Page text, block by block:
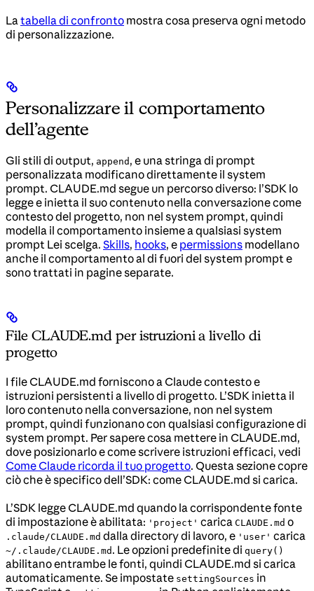
La tabella di confronto mostra cosa preserva ogni metodo
di personalizzazione.
Personalizzare il comportamento
dell’agente
Gli stili di output, append , e una stringa di prompt
personalizzata modificano direttamente il system
prompt. CLAUDE.md segue un percorso diverso: l’SDK lo
legge e inietta il suo contenuto nella conversazione come
contesto del progetto, non nel system prompt, quindi
modella il comportamento insieme a qualsiasi system
prompt Lei scelga. Skills, hooks, e permissions modellano
anche il comportamento al di fuori del system prompt e
sono trattati in pagine separate.
File CLAUDE.md per istruzioni a livello di
progetto
I file CLAUDE.md forniscono a Claude contesto e
istruzioni persistenti a livello di progetto. L’SDK inietta il
loro contenuto nella conversazione, non nel system
prompt, quindi funzionano con qualsiasi configurazione di
system prompt. Per sapere cosa mettere in CLAUDE.md,
dove posizionarlo e come scrivere istruzioni efficaci, vedi
Come Claude ricorda il tuo progetto. Questa sezione copre
ciò che è specifico dell’SDK: come CLAUDE.md si carica.
L’SDK legge CLAUDE.md quando la corrispondente fonte
di impostazione è abilitata: 'project' carica CLAUDE.md o
.claude/CLAUDE.md dalla directory di lavoro, e 'user' carica
~/.claude/CLAUDE.md . Le opzioni predefinite di query()
abilitano entrambe le fonti, quindi CLAUDE.md si carica
automaticamente. Se impostate settingSources in